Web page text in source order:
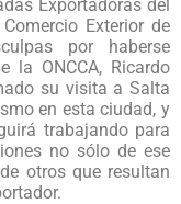
Exportadoras del
Exterior de
por haberse
la ONCCA, Ricardo
su visita a Salta
en esta ciudad, y
trabajando para
no sólo de ese
otros que resultan